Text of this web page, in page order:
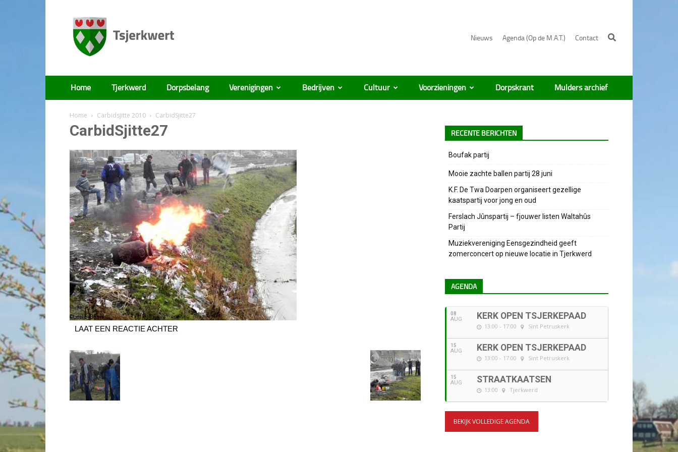
Nieuws Agenda (Op de M.A.T.) Contact
Tsjerkwert
Home Tjerkwerd Dorpsbelang Verenigingen Bedrijven Cultuur Voorzieningen Dorpskrant Mulders archief
Home Carbidsjitte 2010 CarbidSjitte27
CarbidSjitte27
LAAT EEN REACTIE ACHTER
RECENTE BERICHTEN
Boufak partij
Mooie zachte ballen partij 28 juni
K.F. De Twa Doarpen organiseert gezellige
kaatspartij voor jong en oud
Ferslach Jûnspartij – fjouwer listen Waltahûs
Partij
Muziekvereniging Eensgezindheid geeft
zomerconcert op nieuwe locatie in Tjerkwerd
AGENDA
08
AUG KERK OPEN TSJERKEPAAD
13:00 - 17:00 Sint Petruskerk
15
AUG KERK OPEN TSJERKEPAAD
13:00 - 17:00 Sint Petruskerk
15
AUG STRAATKAATSEN
13:00 Tjerkwerd
BEKIJK VOLLEDIGE AGENDA